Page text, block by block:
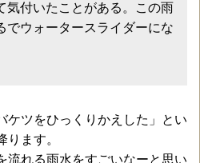
気付いたことがある。この雨
でウォータースライダーにな
ケツをひっくりかえした」とい
ります。
流れる雨水をすごいなーと思い